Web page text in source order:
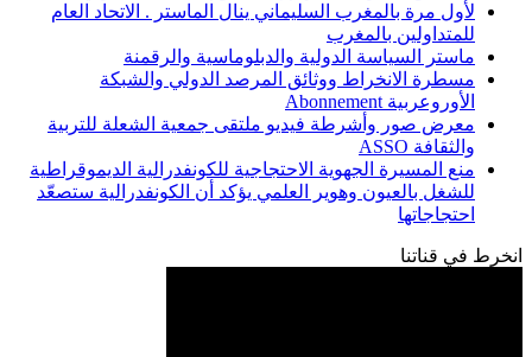
لأول مرة بالمغرب السليماني ينال الماستر . الاتحاد العام
للمتداولين بالمغرب
ماستر السياسة الدولية والدبلوماسية والرقمنة
مسطرة الانخراط ووثائق المرصد الدولي والشبكة
الأوروعربية Abonnement
معرض صور وأشرطة فيديو ملتقى جمعية الشعلة للتربية
والثقافة ASSO
منع المسيرة الجهوية الاحتجاجية للكونفدرالية الديموقراطية
للشغل بالعيون وهوير العلمي يؤكد أن الكونفدرالية ستصعّد
احتجاجاتها
انخرط في قناتنا